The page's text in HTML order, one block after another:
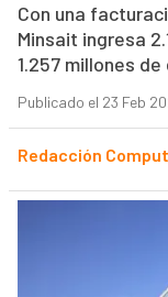
Con una
Minsait ingresa
1.257 millones de
Publicado el 23 Feb
Redacción